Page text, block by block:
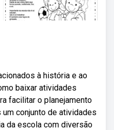
à história e ao
baixar atividades
facilitar o planejamento
conjunto de atividades
da escola com diversão